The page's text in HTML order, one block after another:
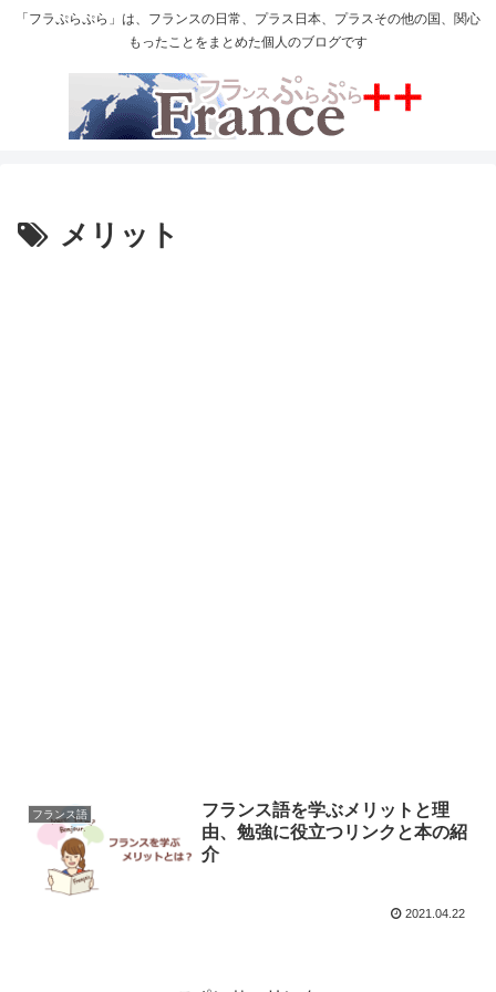
「フラぷらぷら」は、フランスの日常、プラス日本、プラスその他の国、関心
もったことをまとめた個人のブログです
メリット
フランス語
フランス語を学ぶメリットと理
由、勉強に役立つリンクと本の紹
介
2021.04.22